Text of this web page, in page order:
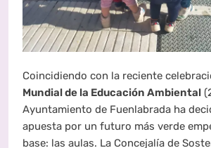
Coincidiendo con la reciente
Mundial de la Educación Ambiental
Ayuntamiento de Fuenlabrada ha
apuesta por un futuro más verde
base: las aulas. La Concejalía de